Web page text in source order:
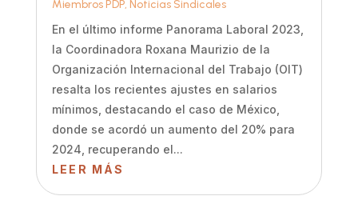
Miembros PDP, Noticias Sindicales
En el último informe Panorama Laboral 2023,
la Coordinadora Roxana Maurizio de la
Organización Internacional del Trabajo (OIT)
resalta los recientes ajustes en salarios
mínimos, destacando el caso de México,
donde se acordó un aumento del 20% para
2024, recuperando el...
LEER MÁS